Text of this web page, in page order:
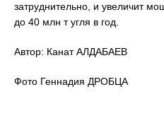
затруднительно, и увеличит
до 40 млн т угля в год.
Автор: Канат АЛДАБАЕВ
Фото Геннадия ДРОБЦА